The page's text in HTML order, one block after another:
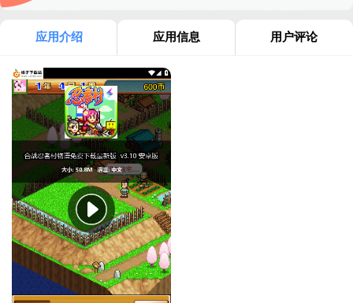
应用介绍 应用信息 用户评论